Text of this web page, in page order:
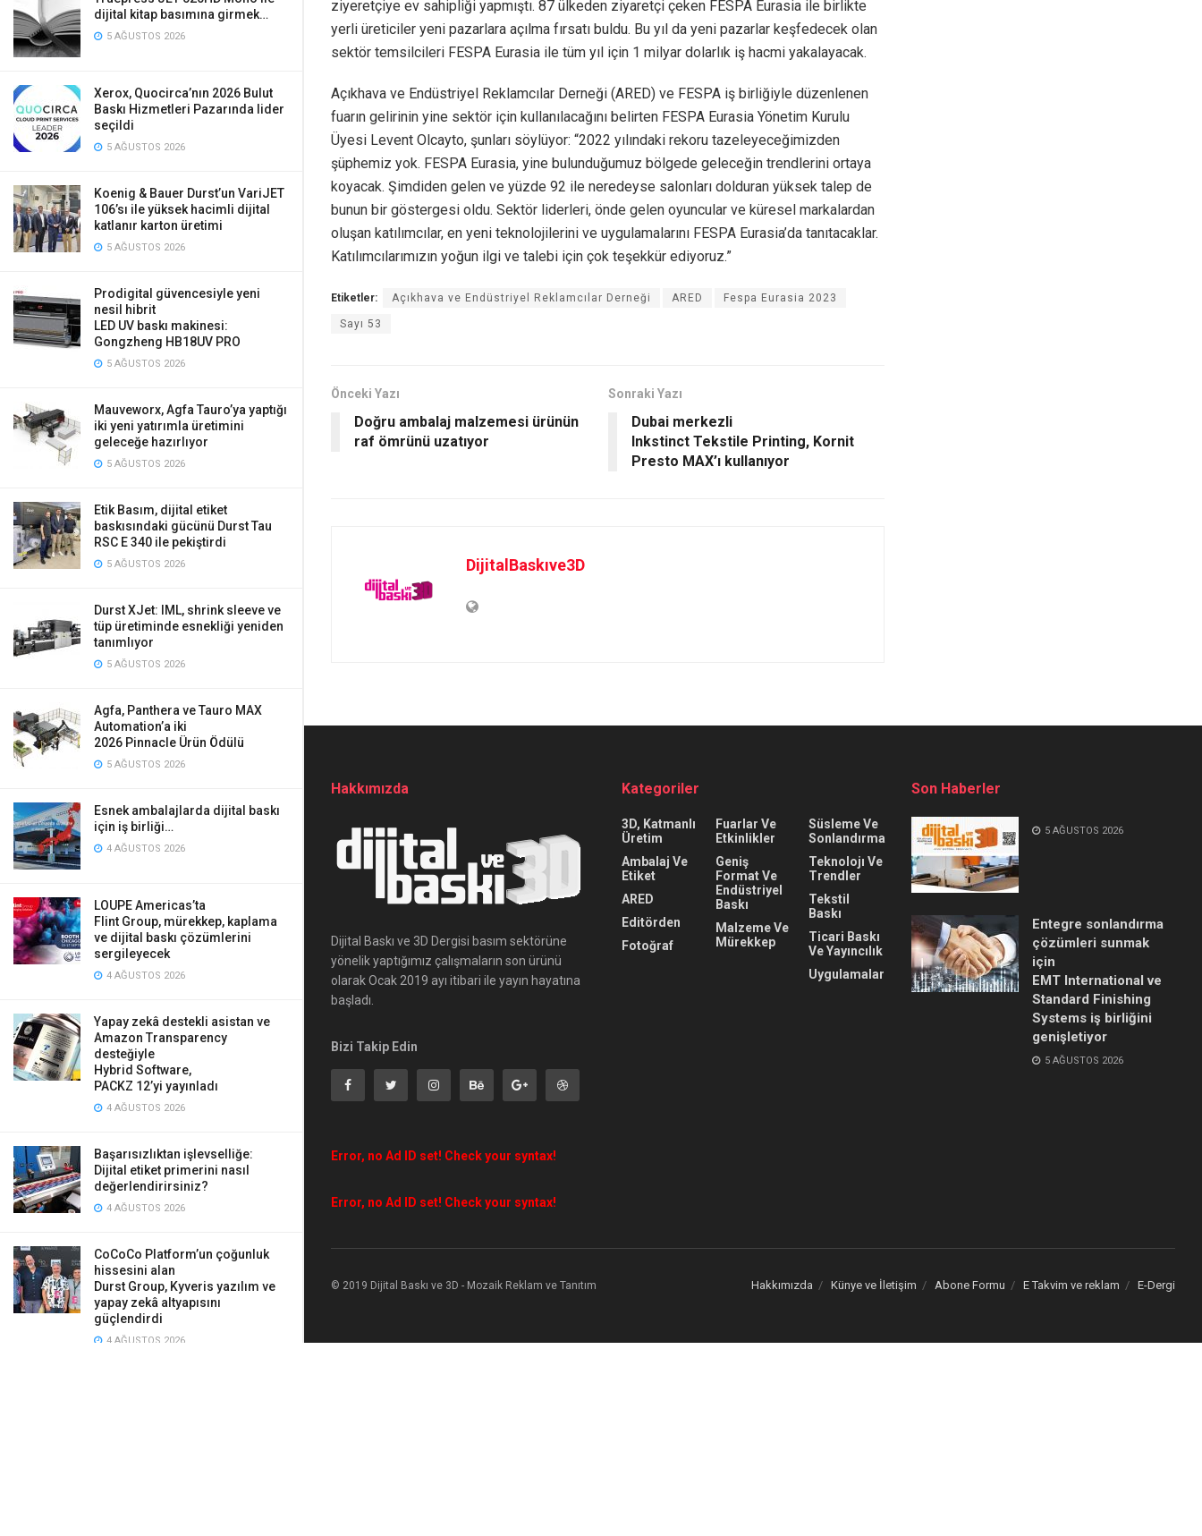
dijital kitap basımına girmek…
5 AĞUSTOS 2026
Xerox, Quocirca’nın 2026 Bulut
Baskı Hizmetleri Pazarında lider
seçildi
5 AĞUSTOS 2026
Koenig & Bauer Durst’un VariJET
106’sı ile yüksek hacimli dijital
katlanır karton üretimi
5 AĞUSTOS 2026
Prodigital güvencesiyle yeni
nesil hibrit
LED UV baskı makinesi:
Gongzheng HB18UV PRO
5 AĞUSTOS 2026
Mauveworx, Agfa Tauro’ya yaptığı
iki yeni yatırımla üretimini
geleceğe hazırlıyor
5 AĞUSTOS 2026
Etik Basım, dijital etiket
baskısındaki gücünü Durst Tau
RSC E 340 ile pekiştirdi
5 AĞUSTOS 2026
Durst XJet: IML, shrink sleeve ve
tüp üretiminde esnekliği yeniden
tanımlıyor
5 AĞUSTOS 2026
Agfa, Panthera ve Tauro MAX
Automation’a iki
2026 Pinnacle Ürün Ödülü
5 AĞUSTOS 2026
Esnek ambalajlarda dijital baskı
için iş birliği…
4 AĞUSTOS 2026
LOUPE Americas’ta
Flint Group, mürekkep, kaplama
ve dijital baskı çözümlerini
sergileyecek
4 AĞUSTOS 2026
Yapay zekâ destekli asistan ve
Amazon Transparency
desteğiyle
Hybrid Software,
PACKZ 12’yi yayınladı
4 AĞUSTOS 2026
Başarısızlıktan işlevselliğe:
Dijital etiket primerini nasıl
değerlendirirsiniz?
4 AĞUSTOS 2026
CoCoCo Platform’un çoğunluk
hissesini alan
Durst Group, Kyveris yazılım ve
yapay zekâ altyapısını
güçlendirdi
4 AĞUSTOS 2026
ziyeretçiye ev sahipliği yapmıştı. 87 ülkeden ziyaretçi çeken FESPA Eurasia ile birlikte
yerli üreticiler yeni pazarlara açılma fırsatı buldu. Bu yıl da yeni pazarlar keşfedecek olan
sektör temsilcileri FESPA Eurasia ile tüm yıl için 1 milyar dolarlık iş hacmi yakalayacak.
Açıkhava ve Endüstriyel Reklamcılar Derneği (ARED) ve FESPA iş birliğiyle düzenlenen
fuarın gelirinin yine sektör için kullanılacağını belirten FESPA Eurasia Yönetim Kurulu
Üyesi Levent Olcayto, şunları söylüyor: “2022 yılındaki rekoru tazeleyeceğimizden
şüphemiz yok. FESPA Eurasia, yine bulunduğumuz bölgede geleceğin trendlerini ortaya
koyacak. Şimdiden gelen ve yüzde 92 ile neredeyse salonları dolduran yüksek talep de
bunun bir göstergesi oldu. Sektör liderleri, önde gelen oyuncular ve küresel markalardan
oluşan katılımcılar, en yeni teknolojilerini ve uygulamalarını FESPA Eurasia’da tanıtacaklar.
Katılımcılarımızın yoğun ilgi ve talebi için çok teşekkür ediyoruz.”
Etiketler: Açıkhava ve Endüstriyel Reklamcılar Derneği ARED Fespa Eurasia 2023
Sayı 53
Önceki Yazı
Doğru ambalaj malzemesi ürünün
raf ömrünü uzatıyor
Sonraki Yazı
Dubai merkezli
Inkstinct Tekstile Printing, Kornit
Presto MAX’ı kullanıyor
DijitalBaskıve3D
Hakkımızda
Dijital Baskı ve 3D Dergisi basım sektörüne
yönelik yaptığımız çalışmaların son ürünü
olarak Ocak 2019 ayı itibari ile yayın hayatına
başladı.
Bizi Takip Edin
Error, no Ad ID set! Check your syntax!
Error, no Ad ID set! Check your syntax!
Kategoriler
3D, Katmanlı
Üretim
Ambalaj Ve
Etiket
ARED
Editörden
Fotoğraf
Fuarlar Ve
Etkinlikler
Geniş
Format Ve
Endüstriyel
Baskı
Malzeme Ve
Mürekkep
Süsleme Ve
Sonlandırma
Teknolojı Ve
Trendler
Tekstil
Baskı
Ticari Baskı
Ve Yayıncılık
Uygulamalar
Son Haberler
5 AĞUSTOS 2026
Entegre sonlandırma
çözümleri sunmak
için
EMT International ve
Standard Finishing
Systems iş birliğini
genişletiyor
5 AĞUSTOS 2026
Hakkımızda Künye ve İletişim Abone Formu E Takvim ve reklam E-Dergi
© 2019 Dijital Baskı ve 3D - Mozaik Reklam ve Tanıtım